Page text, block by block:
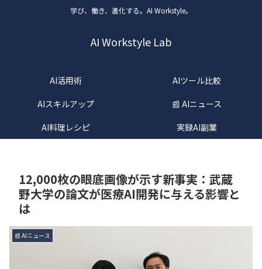
学び、働き、進化する。AI Workstyle。
AI Workstyle Lab
AI活用術
AIツール比較
AIスキルアップ
📰 AIニュース
AI料理レシピ
実録AI副業
12,000枚の眼底画像が示す新事実：武蔵
野大学の論文が医療AI開発に与える影響と
は
📰 AIニュース